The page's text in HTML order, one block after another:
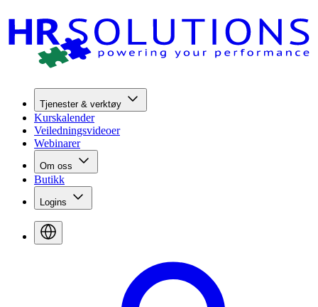
Tjenester & verktøy
Kurskalender
Veiledningsvideoer
Webinarer
Om oss
Butikk
Logins